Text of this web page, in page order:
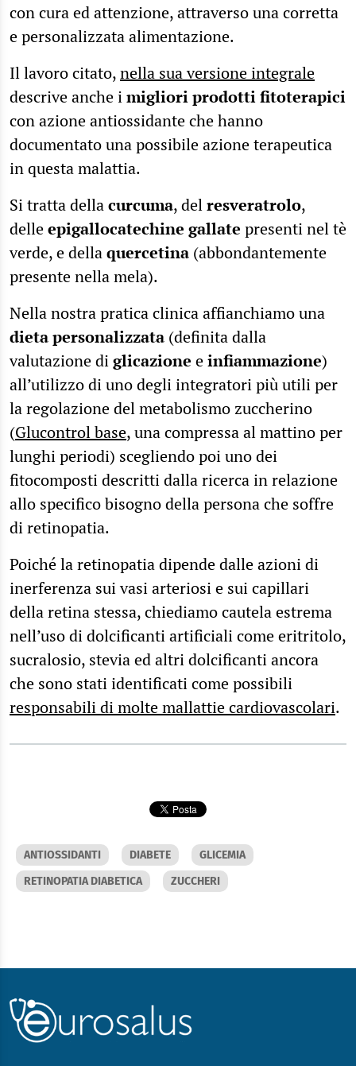
con cura ed attenzione, attraverso una corretta
e personalizzata alimentazione.
Il lavoro citato,nella sua versione integrale
descrive anche imigliori prodotti fitoterapici
con azione antiossidante che hanno
documentato una possibile azione terapeutica
in questa malattia.
Si tratta dellacurcuma, delresveratrolo,
delleepigallocatechine gallate presenti nel tè
verde, e dellaquercetina (abbondantemente
presente nella mela).
Nella nostra pratica clinica affianchiamo una
dieta personalizzata (definita dalla
valutazione diglicazione einfiammazione)
all’utilizzo di uno degli integratori più utili per
la regolazione del metabolismo zuccherino
(Glucontrol base, una compressa al mattino per
lunghi periodi) scegliendo poi uno dei
fitocomposti descritti dalla ricerca in relazione
allo specifico bisogno della persona che soffre
di retinopatia.
Poiché la retinopatia dipende dalle azioni di
inerferenza sui vasi arteriosi e sui capillari
della retina stessa, chiediamo cautela estrema
nell’uso di dolcificanti artificiali come eritritolo,
sucralosio, stevia ed altri dolcificanti ancora
che sono stati identificati come possibili
responsabili di molte mallattie cardiovascolari.
ANTIOSSIDANTI DIABETE
GLICEMIA
RETINOPATIA DIABETICA
ZUCCHERI